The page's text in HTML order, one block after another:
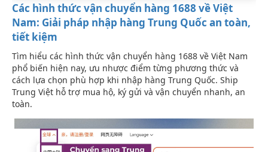
Các hình thức vận chuyển hàng 1688 về Việt
Nam: Giải pháp nhập hàng Trung Quốc an toàn,
tiết kiệm
Tìm hiểu các hình thức vận chuyển hàng 1688 về Việt Nam
phổ biến hiện nay, ưu nhược điểm từng phương thức và
cách lựa chọn phù hợp khi nhập hàng Trung Quốc. Ship
Trung Việt hỗ trợ mua hộ, ký gửi và vận chuyển nhanh, an
toàn.